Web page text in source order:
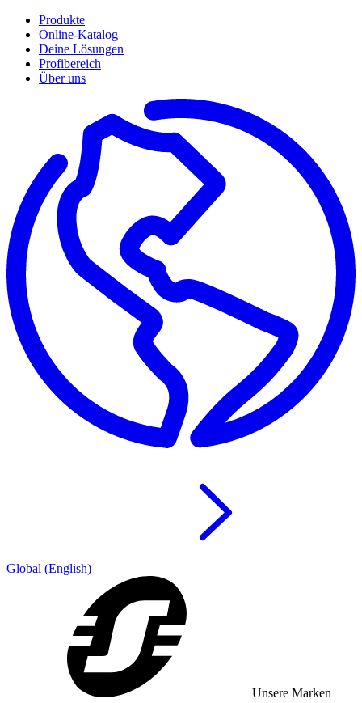
Produkte
Online-Katalog
Deine Lösungen
Profibereich
Über uns
Global (English)
Unsere Marken